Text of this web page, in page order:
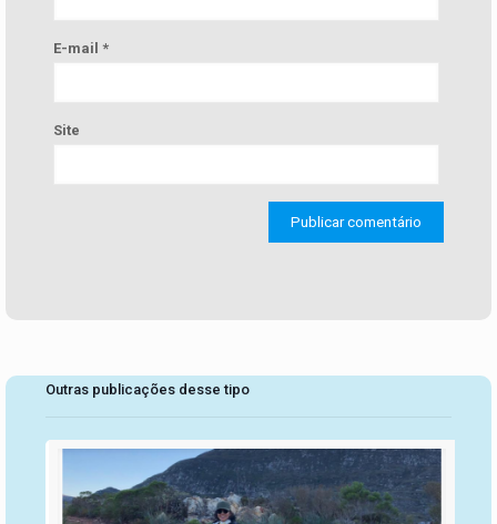
E-mail *
Site
Outras publicações desse tipo